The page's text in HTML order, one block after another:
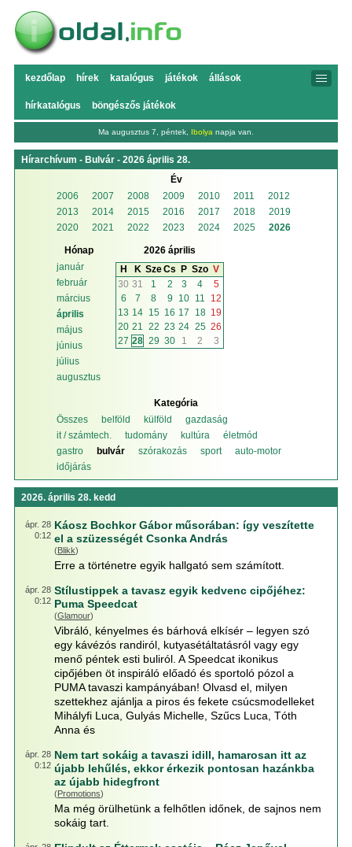
kezdőlap hírek katalógus játékok állások
hírkatalógus böngészős játékok
Ma augusztus 7, péntek, Ibolya napja van.
Hírarchívum - Bulvár - 2026 április 28.
Év
2006
2007 2008 2009 2010 2011
2012
2013
2014 2015 2016 2017 2018
2019
2020
2021 2022 2023 2024 2025 2026
Hónap
január
február
március
április
május
június
július
augusztus
2026 április
H
K SzeCs P Szo V
30 31 1 2 3 4
5
6
7 8 9 10 11
12
13 14 15 16 17 18 19
20 21 22 23 24 25 26
27 28 29 30 1 2 3
Kategória
Összes
belföld külföld
gazdaság
it / számtech.
tudomány kultúra
életmód
gastro
bulvár szórakozás sport
auto-motor
időjárás
2026. április 28. kedd
ápr. 28
0:12
Káosz Bochkor Gábor műsorában: így veszítette
el a szüzességét Csonka András
(Blikk)
Erre a történetre egyik hallgató sem számított.
ápr. 28
0:12
Stílustippek a tavasz egyik kedvenc cipőjéhez:
Puma Speedcat
(Glamour)
Vibráló, kényelmes és bárhová elkísér – legyen szó
egy kávézós randiról, kutyasétáltatásról vagy egy
menő péntek esti buliról. A Speedcat ikonikus
cipőjében öt inspiráló előadó és sportoló pózol a
PUMA tavaszi kampányában! Olvasd el, milyen
szettekhez ajánlja a piros és fekete csúcsmodelleket
Mihályfi Luca, Gulyás Michelle, Szűcs Luca, Tóth
Anna és
ápr. 28
0:12
Nem tart sokáig a tavaszi idill, hamarosan itt az
újabb lehűlés, ekkor érkezik pontosan hazánkba
az újabb hidegfront
(Promotions)
Ma még örülhetünk a felhőtlen időnek, de sajnos nem
sokáig tart.